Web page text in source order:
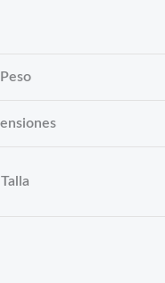
Peso
Talla